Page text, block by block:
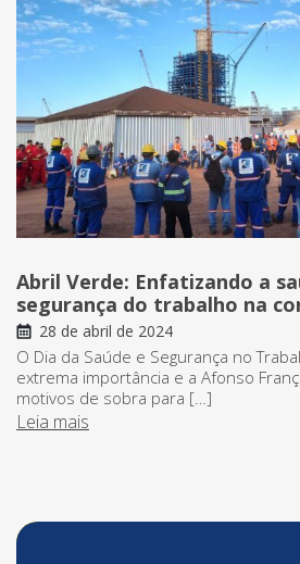
Abril Verde: Enfatizando a
segurança do trabalho na
28 de abril de 2024
O Dia da Saúde e Segurança no
extrema importância e a Afonso
motivos de sobra para […]
Leia mais